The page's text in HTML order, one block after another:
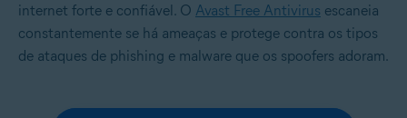
internet forte e confiável. O Avast Free Antivirus escaneia
constantemente se há ameaças e protege contra os tipos
de ataques de phishing e malware que os spoofers adoram.